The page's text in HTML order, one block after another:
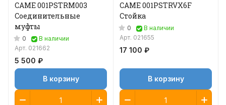
CAME 001PSTRM003
Соединительные
муфты
0
В наличии
Арт. 021662
5 500 ₽
В корзину
CAME 001PSTRVX6F
Стойка
0
В наличии
Арт. 021655
17 100 ₽
В корзину